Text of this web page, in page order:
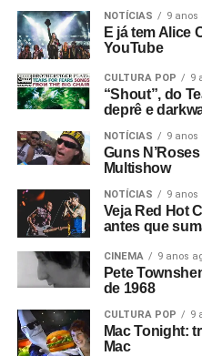
NOTÍCIAS 9 anos
E já tem Alice
YouTube
CULTURA POP 9
“Shout”, do
deprê e
NOTÍCIAS 9 anos
Guns
Multishow
NOTÍCIAS 9 anos
Veja Red Hot
antes que
CINEMA 9 anos
Pete
de 1968
CULTURA POP 9
Mac Tonight:
Mac